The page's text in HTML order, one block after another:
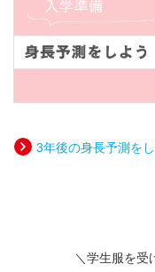
3年後の身長予測をし
＼学生服を受